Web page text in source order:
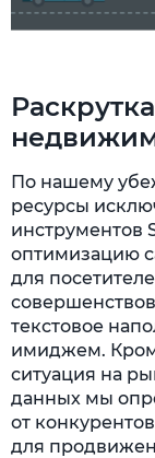
По нашему
ресурсы
инструментов
оптимизацию
для
текстовое
имиджем.
ситуация на
данных мы
от
для